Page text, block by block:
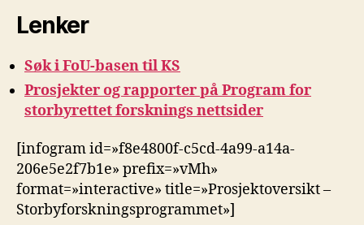
Lenker
Søk i FoU-basen til KS
Prosjekter og rapporter på Program for
storbyrettet forsknings nettsider
[infogram id=»f8e4800f-c5cd-4a99-a14a-
206e5e2f7b1e» prefix=»vMh»
format=»interactive» title=»Prosjektoversikt –
Storbyforskningsprogrammet»]